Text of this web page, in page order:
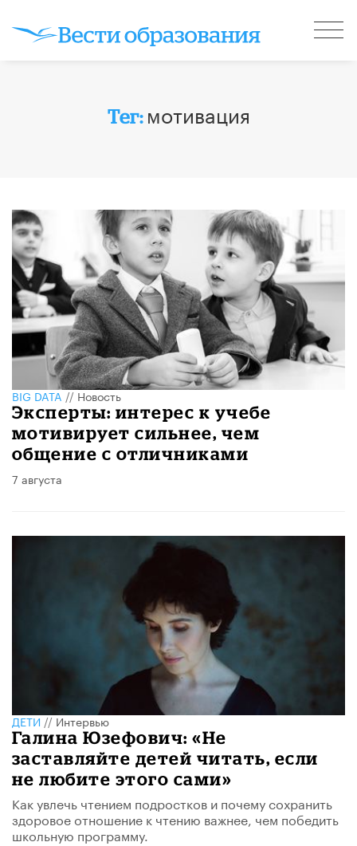
Тег: мотивация
BIG DATA//Новость
Эксперты: интерес к учебе
мотивирует сильнее, чем
общение с отличниками
7 августа
ДЕТИ//Интервью
Галина Юзефович: «Не
заставляйте детей читать, если
не любите этого сами»
Как увлечь чтением подростков и почему сохранить
здоровое отношение к чтению важнее, чем победить
школьную программу.